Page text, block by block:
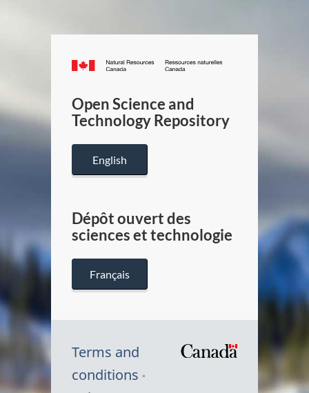
Canada.ca
/
Canada
Open Science and
Technology Repository
English
Dépôt ouvert des
sciences et technologie
Français
Terms and
conditions
Symbole